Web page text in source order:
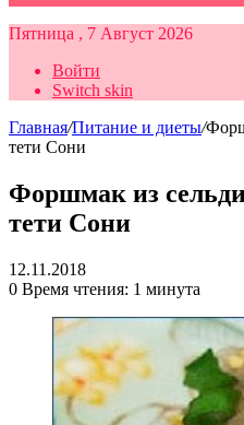
Пятница , 7 Август 2026
Войти
Switch skin
Главная/Питание и диеты/
тети Сони
Форшмак из
тети Сони
12.11.2018
0 Время чтения: 1 минута